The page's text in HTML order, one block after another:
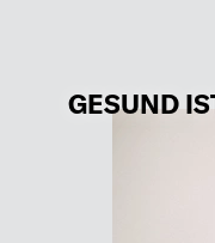
GESUND